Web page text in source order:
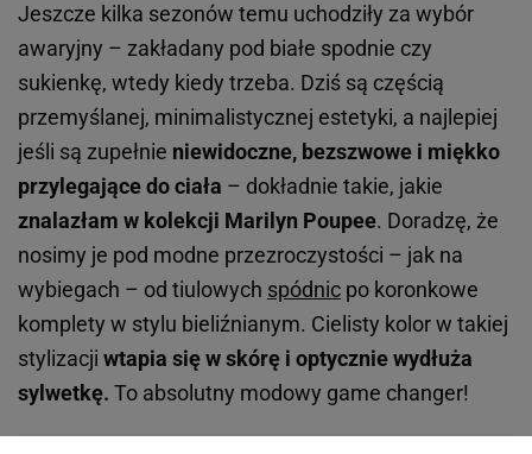
Jeszcze kilka sezonów temu uchodziły za wybór
awaryjny – zakładany pod białe spodnie czy
sukienkę, wtedy kiedy trzeba. Dziś są częścią
przemyślanej, minimalistycznej estetyki, a najlepiej
jeśli są zupełnie niewidoczne, bezszwowe i miękko
przylegające do ciała – dokładnie takie, jakie
znalazłam w kolekcji Marilyn Poupee. Doradzę, że
nosimy je pod modne przezroczystości – jak na
wybiegach – od tiulowych spódnic po koronkowe
komplety w stylu bieliźnianym. Cielisty kolor w takiej
stylizacji wtapia się w skórę i optycznie wydłuża
sylwetkę. To absolutny modowy game changer!